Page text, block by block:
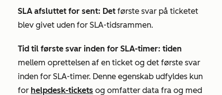
SLA afsluttet for sent: Det første svar på ticketet
blev givet uden for SLA-tidsrammen.
Tid til første svar inden for SLA-timer: tiden
mellem oprettelsen af en ticket og det første svar
inden for SLA-timer. Denne egenskab udfyldes kun
for helpdesk-tickets og omfatter data fra og med